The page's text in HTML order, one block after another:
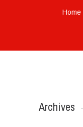
Home
Archives